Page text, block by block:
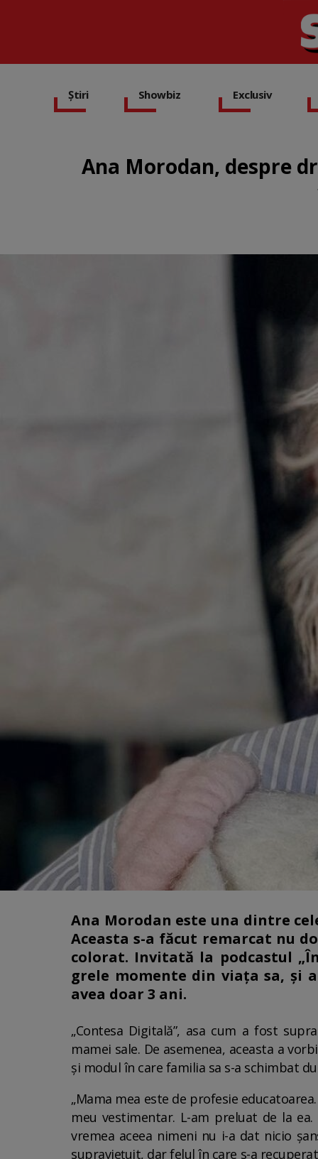
Știri Showbiz Exclusiv
Ana Morodan, despre
Ana Morodan este una dintre
Aceasta s-a făcut remarcat nu
colorat. Invitată la podcastul
grele momente din viața sa, și
avea doar 3 ani.
„Contesa Digitală”, asa cum a fost
mamei sale. De asemenea, aceasta a
și modul în care familia sa s-a schimbat
„Mama mea este de profesie
meu vestimentar. L-am preluat de la
vremea aceea nimeni nu i-a dat nicio
supraviețuit, dar felul în care s-a